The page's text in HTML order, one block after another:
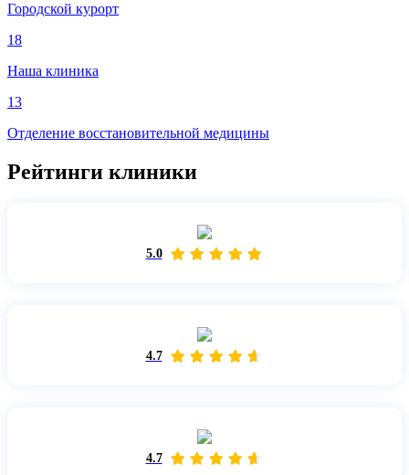
Городской курорт
18
Наша клиника
13
Отделение восстановительной медицины
Рейтинги клиники
5.0
4.7
4.7